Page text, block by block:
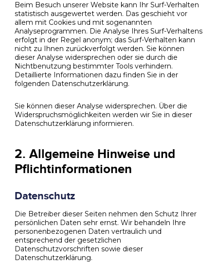
Beim Besuch unserer Website kann Ihr Surf-Verhalten
statistisch ausgewertet werden. Das geschieht vor
allem mit Cookies und mit sogenannten
Analyseprogrammen. Die Analyse Ihres Surf-Verhaltens
erfolgt in der Regel anonym; das Surf-Verhalten kann
nicht zu Ihnen zurückverfolgt werden. Sie können
dieser Analyse widersprechen oder sie durch die
Nichtbenutzung bestimmter Tools verhindern.
Detaillierte Informationen dazu finden Sie in der
folgenden Datenschutzerklärung.
Sie können dieser Analyse widersprechen. Über die
Widerspruchsmöglichkeiten werden wir Sie in dieser
Datenschutzerklärung informieren.
2. Allgemeine Hinweise und
Pflichtinformationen
Datenschutz
Die Betreiber dieser Seiten nehmen den Schutz Ihrer
persönlichen Daten sehr ernst. Wir behandeln Ihre
personenbezogenen Daten vertraulich und
entsprechend der gesetzlichen
Datenschutzvorschriften sowie dieser
Datenschutzerklärung.